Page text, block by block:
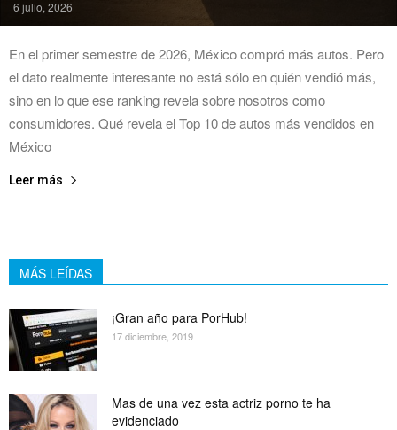
6 julio, 2026
En el primer semestre de 2026, México compró más autos. Pero
el dato realmente interesante no está sólo en quién vendió más,
sino en lo que ese ranking revela sobre nosotros como
consumidores. Qué revela el Top 10 de autos más vendidos en
México
Leer más
MÁS LEÍDAS
¡Gran año para PorHub!
17 diciembre, 2019
Mas de una vez esta actriz porno te ha
evidenciado